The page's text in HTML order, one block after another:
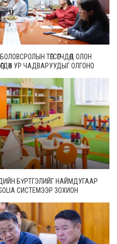
ТӨГСӨГЧДӨД ОЛОН
УР ЧАДВАРУУДЫГ ОЛГОНО
БҮРТГЭЛИЙГ НАЙМДУГААР
СИСТЕМЭЭР ЗОХИОН